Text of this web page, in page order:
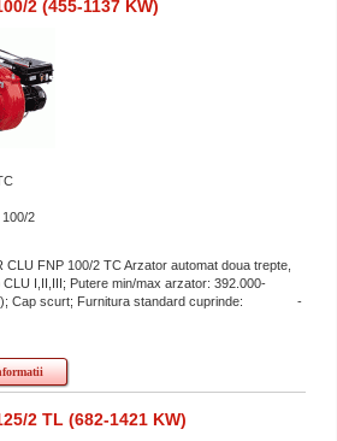
2 (455-1137 KW)
2
CLU FNP 100/2 TC Arzator automat doua trepte,
I,II,III; Putere min/max arzator: 392.000-
Cap scurt; Furnitura standard cuprinde: -
2 TL (682-1421 KW)